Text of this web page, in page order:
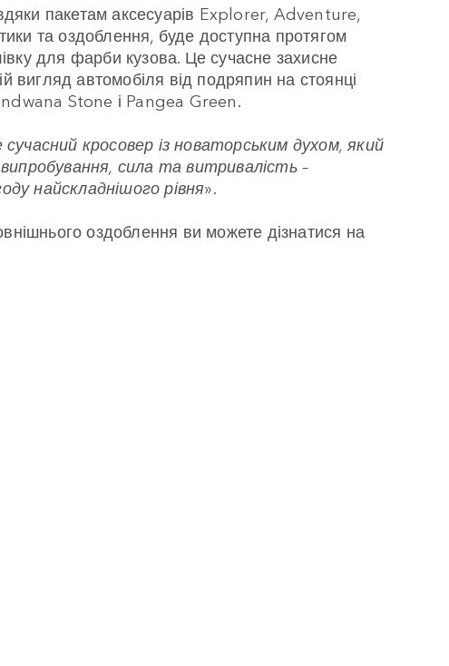
пакетам аксесуарів Explorer, Adventure,
та оздоблення, буде доступна протягом
для фарби кузова. Це сучасне захисне
вигляд автомобіля від подряпин на стоянці
Stone і Pangea Green.
кросовер із новаторським духом, який
сила та витривалість –
найскладнішого рівня».
оздоблення ви можете дізнатися на